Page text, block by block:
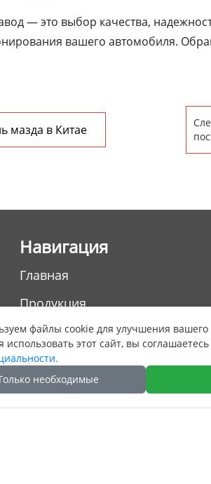
— это выбор качества,
вашего автомобиля.
мазда в Китае
Hавигация
Главная
Продукция
Новости
Категория
Контакты
файлы cookie для улучшения
использовать этот сайт, вы
необходимые